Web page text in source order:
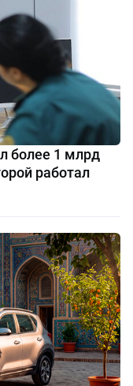
более 1 млрд
работал